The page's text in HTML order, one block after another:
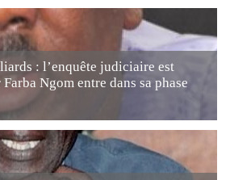
: l’enquête judiciaire est
Ngom entre dans sa phase